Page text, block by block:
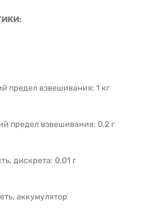
предел взвешивания: 1 кг
предел взвешивания: 0,2 г
дискрета: 0,01 г
аккумулятор